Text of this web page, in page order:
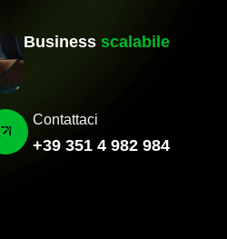
Business scalabile
Contattaci
+39 351 4 982 984